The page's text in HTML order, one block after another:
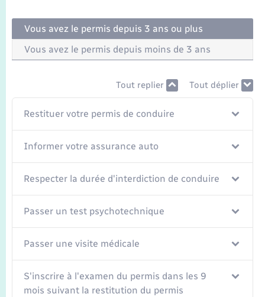
Vous avez le permis depuis 3 ans ou plus
Vous avez le permis depuis moins de 3 ans
Tout replier Tout déplier
Restituer votre permis de conduire
Informer votre assurance auto
Respecter la durée d'interdiction de conduire
Passer un test psychotechnique
Passer une visite médicale
S'inscrire à l'examen du permis dans les 9
mois suivant la restitution du permis